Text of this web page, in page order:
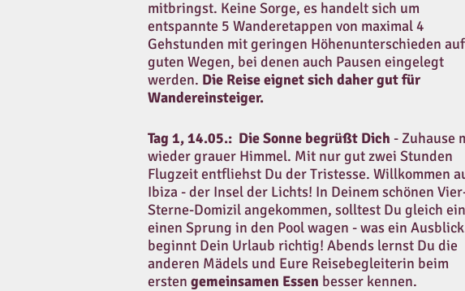
mitbringst. Keine Sorge, es handelt sich um
entspannte 5 Wanderetappen von maximal 4
Gehstunden mit geringen Höhenunterschieden auf
guten Wegen, bei denen auch Pausen eingelegt
werden. Die Reise eignet sich daher gut für
Wandereinsteiger.
Tag 1, 14.05.: Die Sonne begrüßt Dich - Zuhause
wieder grauer Himmel. Mit nur gut zwei Stunden
Flugzeit entfliehst Du der Tristesse. Willkommen
Ibiza - der Insel der Lichts! In Deinem schönen
Sterne-Domizil angekommen, solltest Du gleich
einen Sprung in den Pool wagen - was ein
beginnt Dein Urlaub richtig! Abends lernst Du die
anderen Mädels und Eure Reisebegleiterin beim
ersten gemeinsamen Essen besser kennen.